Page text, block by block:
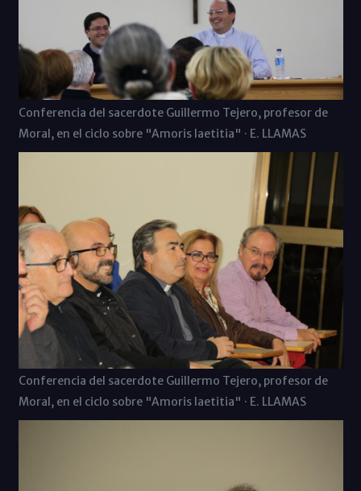
Conferencia del sacerdote Guillermo Tejero, profesor de
Moral, en el ciclo sobre "Amoris laetitia" · E. LLAMAS
Conferencia del sacerdote Guillermo Tejero, profesor de
Moral, en el ciclo sobre "Amoris laetitia" · E. LLAMAS